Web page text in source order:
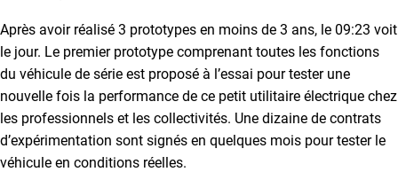
Après avoir réalisé 3 prototypes en moins de 3 ans, le 09:23 voit
le jour. Le premier prototype comprenant toutes les fonctions
du véhicule de série est proposé à l’essai pour tester une
nouvelle fois la performance de ce petit utilitaire électrique chez
les professionnels et les collectivités. Une dizaine de contrats
d’expérimentation sont signés en quelques mois pour tester le
véhicule en conditions réelles.